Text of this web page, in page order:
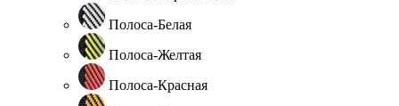
Полоса-Белая
Полоса-Желтая
Полоса-Красная